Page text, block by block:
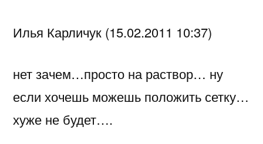
Илья Карличук (15.02.2011 10:37)
нет зачем…просто на раствор… ну
если хочешь можешь положить сетку…
хуже не будет….